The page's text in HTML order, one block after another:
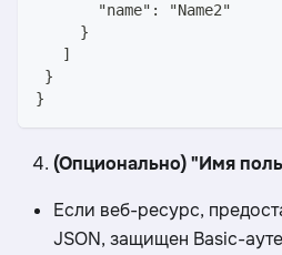
       "name": "Name2"
     }
   ]
}
}
(Опционально) "Имя
Если веб-ресурс,
JSON, защищен Basiс-